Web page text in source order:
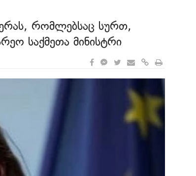
რომლებსაც სურთ,
საქმეთა მინისტრი